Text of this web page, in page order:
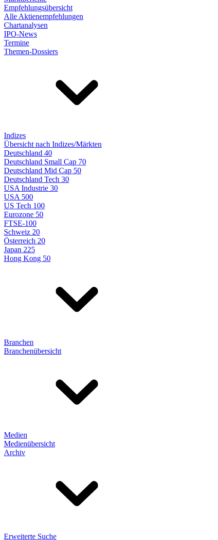
Empfehlungsübersicht
Alle Aktienempfehlungen
Chartanalysen
IPO-News
Termine
Themen-Dossiers
Indizes
Übersicht nach Indizes/Märkten
Deutschland 40
Deutschland Small Cap 70
Deutschland Mid Cap 50
Deutschland Tech 30
USA Industrie 30
USA 500
US Tech 100
Eurozone 50
FTSE-100
Schweiz 20
Österreich 20
Japan 225
Hong Kong 50
Branchen
Branchenübersicht
Medien
Medienübersicht
Archiv
Erweiterte Suche